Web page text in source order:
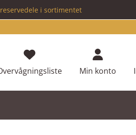
i sortimentet
Du har 0 ønskeliste
Min konto